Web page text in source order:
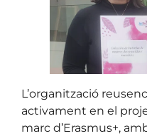
L’organització
activament en el
marc d’Erasmus+,